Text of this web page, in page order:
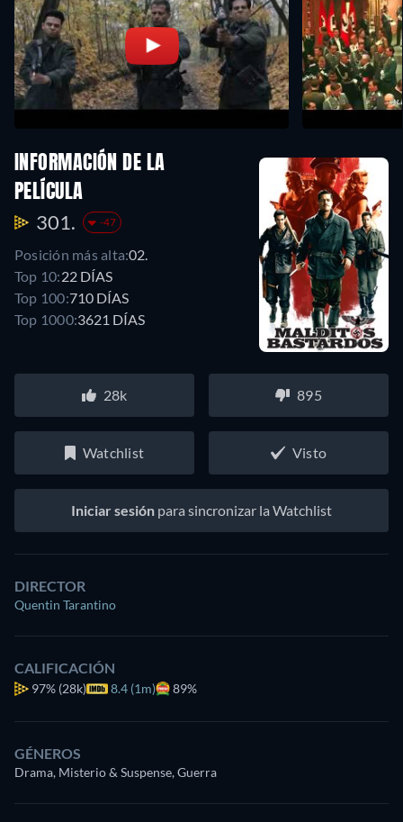
INFORMACIÓN DE LA
PELÍCULA
301. -47
Posición más alta:02.
Top 10:22 DÍAS
Top 100:710 DÍAS
Top 1000:3621 DÍAS
28k 895
Watchlist Visto
Iniciar sesión para sincronizar la Watchlist
DIRECTOR
Quentin Tarantino
CALIFICACIÓN
97% (28k) 8.4 (1m) 89%
GÉNEROS
Drama, Misterio & Suspense, Guerra